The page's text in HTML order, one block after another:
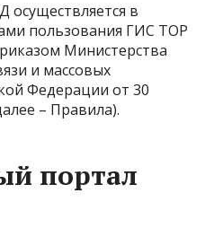
в
пользования ГИС ТОР
Министерства
и массовых
Федерации от 30
– Правила).
портал